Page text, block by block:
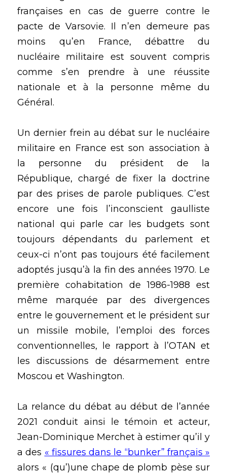
françaises en cas de guerre contre le
pacte de Varsovie. Il n’en demeure pas
moins qu’en France, débattre du
nucléaire militaire est souvent compris
comme s’en prendre à une réussite
nationale et à la personne même du
Général.
Un dernier frein au débat sur le nucléaire
militaire en France est son association à
la personne du président de la
République, chargé de fixer la doctrine
par des prises de parole publiques. C’est
encore une fois l’inconscient gaulliste
national qui parle car les budgets sont
toujours dépendants du parlement et
ceux-ci n’ont pas toujours été facilement
adoptés jusqu’à la fin des années 1970. Le
première cohabitation de 1986-1988 est
même marquée par des divergences
entre le gouvernement et le président sur
un missile mobile, l’emploi des forces
conventionnelles, le rapport à l’OTAN et
les discussions de désarmement entre
Moscou et Washington.
La relance du débat au début de l’année
2021 conduit ainsi le témoin et acteur,
Jean-Dominique Merchet à estimer qu’il y
a des « fissures dans le “bunker” français »
alors « (qu’)une chape de plomb pèse sur